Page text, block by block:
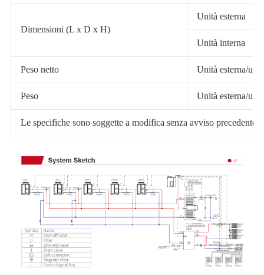
Dimensioni (L x D x H)
Unità esterna
Unità interna
Peso netto Unità esterna/
Peso Unità esterna/
Le specifiche sono soggette a modifica senza avviso